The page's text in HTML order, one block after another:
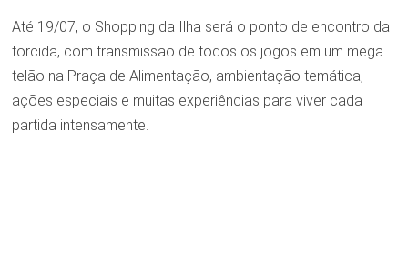
Até 19/07, o Shopping da Ilha será o ponto de encontro da
torcida, com transmissão de todos os jogos em um mega
telão na Praça de Alimentação, ambientação temática,
ações especiais e muitas experiências para viver cada
partida intensamente.